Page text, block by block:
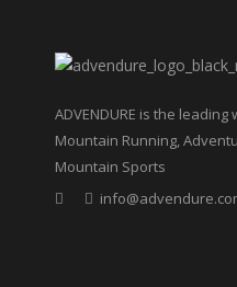
ADVENDURE is the
Mountain Running,
Mountain Sports